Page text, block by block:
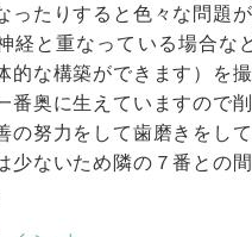
ったりすると色々な問題
経と重なっている場合な
的な構築ができます）を
番奥に生えていますので
の努力をして歯磨きをし
少ないため隣の７番との